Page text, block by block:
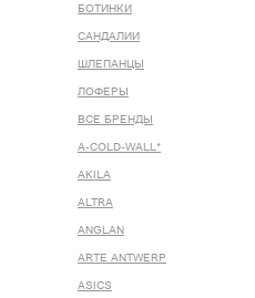
БОТИНКИ
САНДАЛИИ
ШЛЕПАНЦЫ
ЛОФЕРЫ
ВСЕ БРЕНДЫ
A-COLD-WALL*
AKILA
ALTRA
ANGLAN
ARTE ANTWERP
ASICS